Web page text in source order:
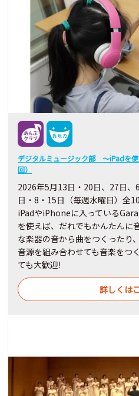
デジタルミュージック部 ～iPadを
回）
2026年5月13日・20日、27日
日・8・15日（毎週水曜日）全
iPadやiPhoneに入っている
を使えば、だれでもかんたんに
な楽器の音から曲をつくったり
音源を組み合わせても音楽をつ
ても大歓迎!
詳しくは